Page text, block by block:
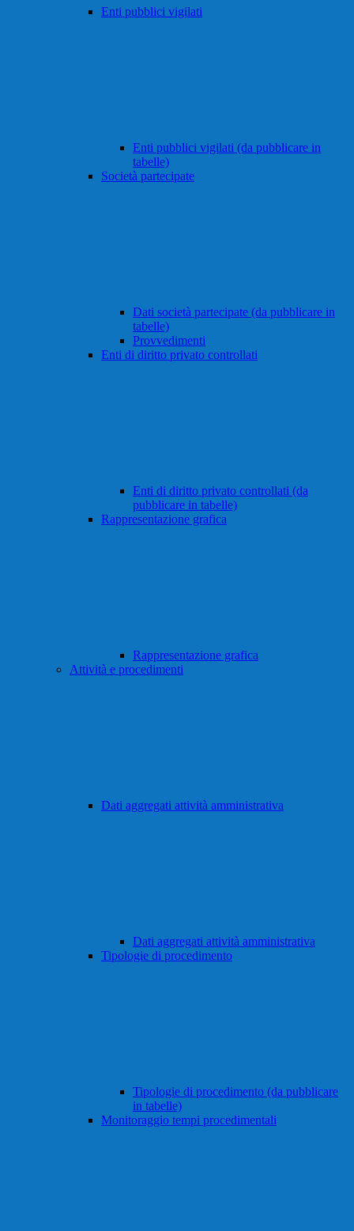
Enti pubblici vigilati
Enti pubblici vigilati (da pubblicare in
tabelle)
Società partecipate
Dati società partecipate (da pubblicare in
tabelle)
Provvedimenti
Enti di diritto privato controllati
Enti di diritto privato controllati (da
pubblicare in tabelle)
Rappresentazione grafica
Rappresentazione grafica
Attività e procedimenti
Dati aggregati attività amministrativa
Dati aggregati attività amministrativa
Tipologie di procedimento
Tipologie di procedimento (da pubblicare
in tabelle)
Monitoraggio tempi procedimentali